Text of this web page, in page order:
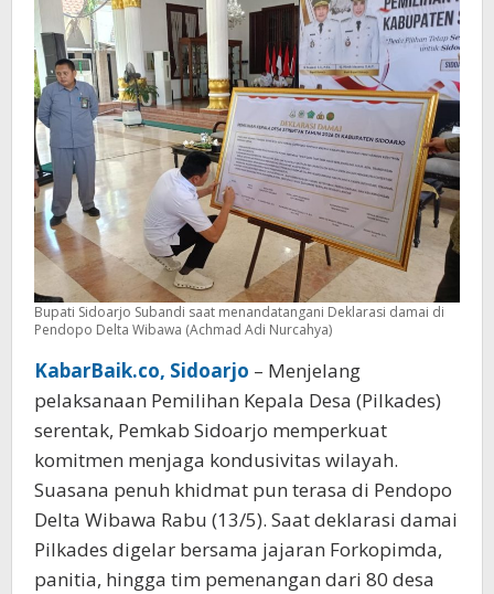
Rawan
Konflik
Bupati Sidoarjo Subandi saat menandatangani Deklarasi damai di
Pendopo Delta Wibawa (Achmad Adi Nurcahya)
KabarBaik.co, Sidoarjo – Menjelang
pelaksanaan Pemilihan Kepala Desa (Pilkades)
serentak, Pemkab Sidoarjo memperkuat
komitmen menjaga kondusivitas wilayah.
Suasana penuh khidmat pun terasa di Pendopo
Delta Wibawa Rabu (13/5). Saat deklarasi damai
Pilkades digelar bersama jajaran Forkopimda,
panitia, hingga tim pemenangan dari 80 desa